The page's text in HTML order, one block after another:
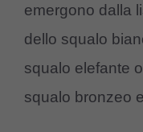
emergono dalla
dello squalo
squalo elefante
squalo bronzeo